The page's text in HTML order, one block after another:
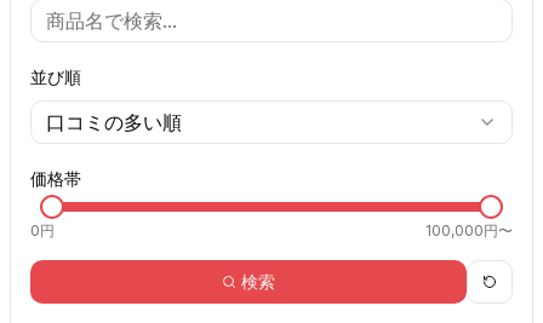
並び順
口コミの多い順
価格帯
0円 100,000円〜
検索